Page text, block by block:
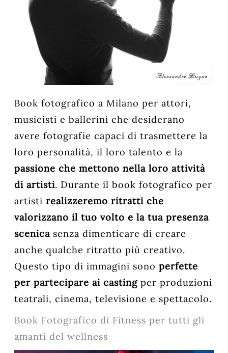
Book fotografico a Milano per attori,
musicisti e ballerini che desiderano
avere fotografie capaci di trasmettere la
loro personalità, il loro talento e la
passione che mettono nella loro attività
di artisti. Durante il book fotografico per
artistirealizzeremo ritratti che
valorizzano il tuo volto e la tua presenza
scenica senza dimenticare di creare
anche qualche ritratto più creativo.
Questo tipo di immagini sonoperfette
per partecipare ai casting per produzioni
teatrali, cinema, televisione e spettacolo.
Book Fotografico di Fitness per tutti gli
amanti del wellness